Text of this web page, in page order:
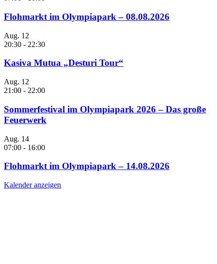
Flohmarkt im Olympiapark – 08.08.2026
Aug. 12
20:30 - 22:30
Kasiva Mutua „Desturi Tour“
Aug. 12
21:00 - 22:00
Sommerfestival im Olympiapark 2026 – Das große
Feuerwerk
Aug. 14
07:00 - 16:00
Flohmarkt im Olympiapark – 14.08.2026
Kalender anzeigen